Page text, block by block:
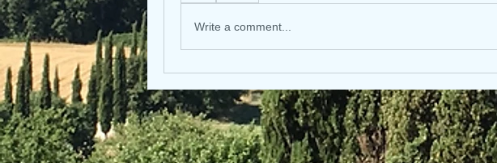
Write a comment...